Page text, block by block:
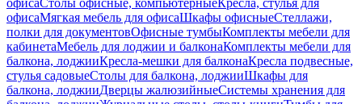
офисаСтолы офисные, компьютерныеКресла, стулья для
офисаМягкая мебель для офисаШкафы офисныеСтеллажи,
полки для документовОфисные тумбыКомплекты мебели для
кабинетаМебель для лоджии и балконаКомплекты мебели для
балкона, лоджииКресла-мешки для балконаКресла подвесные,
стулья садовыеСтолы для балкона, лоджииШкафы для
балкона, лоджииДверцы жалюзийныеСистемы хранения для